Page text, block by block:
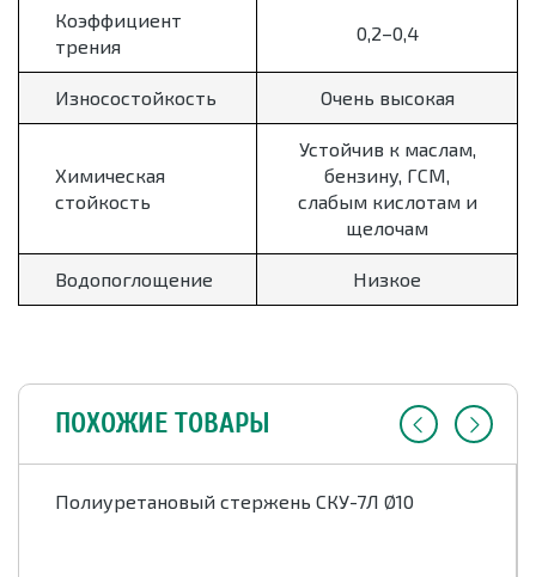
Коэффициент
трения
0,2–0,4
Износостойкость Очень высокая
Химическая
стойкость
Устойчив к маслам,
бензину, ГСМ,
слабым кислотам и
щелочам
Водопоглощение Низкое
ПОХОЖИЕ ТОВАРЫ
Полиуретановый стержень СКУ-7Л Ø10